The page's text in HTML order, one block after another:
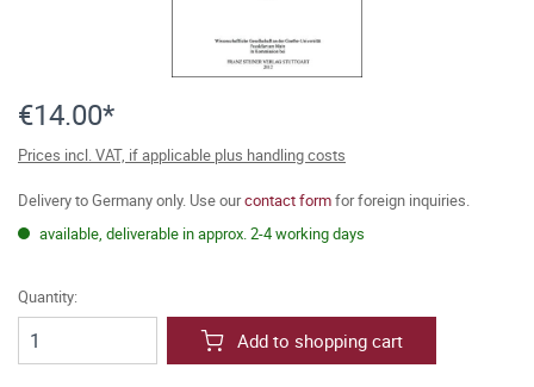
€14.00*
Prices incl. VAT, if applicable plus handling costs
Delivery to Germany only. Use ourcontact formfor foreign inquiries.
available, deliverable in approx. 2-4 working days
Quantity:
Add to shopping cart